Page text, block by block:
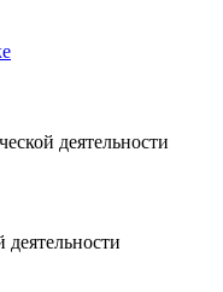
деятельности